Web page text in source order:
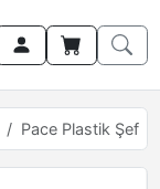
Pace Plastik Şef